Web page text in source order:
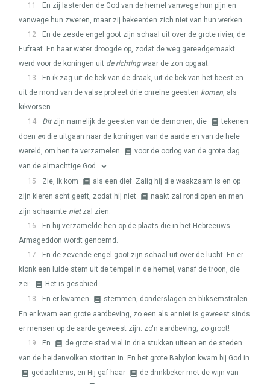
11
En zij lasterden de God van de hemel vanwege hun pijn en
vanwege hun zweren, maar zij bekeerden zich niet van hun werken.
12
En de zesde engel goot zijn schaal uit over de grote rivier, de
Eufraat. En haar water droogde op, zodat de weg gereedgemaakt
werd voor de koningen uit de richtingwaar de zon opgaat.
13
En ik zag uit de bek van de draak, uit de bek van het beest en
uit de mond van de valse profeet drie onreine geesten komen, als
kikvorsen.
14
Ditzijn namelijk de geesten van de demonen, die
tekenen
doen en die uitgaan naar de koningen van de aarde en van de hele
wereld, om hen te verzamelen
voor de oorlog van de grote dag
van de almachtige God.
15
Zie, Ik kom
als een dief. Zalig hij die waakzaam is en op
zijn kleren acht geeft, zodat hij niet
naakt zal rondlopen en men
zijn schaamte nietzal zien.
16
En hij verzamelde hen op de plaats die in het Hebreeuws
Armageddon wordt genoemd.
17
En de zevende engel goot zijn schaal uit over de lucht. En er
klonk een luide stem uit de tempel in de hemel, vanaf de troon, die
zei:
Het is geschied.
18
En er kwamen
stemmen, donderslagen en bliksemstralen.
En er kwam een grote aardbeving, zo een als er niet is geweest sinds
er mensen op de aarde geweest zijn: zo'n aardbeving, zo groot!
19
En
de grote stad viel in drie stukken uiteen en de steden
van de heidenvolken stortten in. En het grote Babylon kwam bij God in
gedachtenis, en Hij gaf haar
de drinkbeker met de wijn van